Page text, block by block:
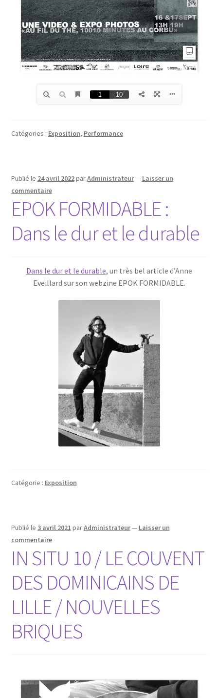
Catégories : Exposition, Performance
Publié le 24 avril 2022parAdministrateur— Laisser un
commentaire
EPOK FORMIDABLE :
Dans le dur et le durable
Dans le dur et le durable, un très bel article d’Anne
Eveillard sur son webzine EPOK FORMIDABLE.
Catégorie : Exposition
Publié le 3 avril 2021 parAdministrateur— Laisser un
commentaire
IN SITU 10 / LE COUVENT
DES DOMINICAINS DE
LILLE / NOUVELLES
BRIQUES